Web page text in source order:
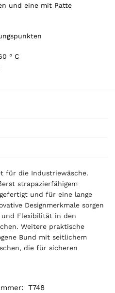
und eine mit Patte
° C
für die Industriewäsche.
strapazierfähigem
und für eine lange
Designmerkmale sorgen
Flexibilität in den
Weitere praktische
Bund mit seitlichem
die für sicheren
T748